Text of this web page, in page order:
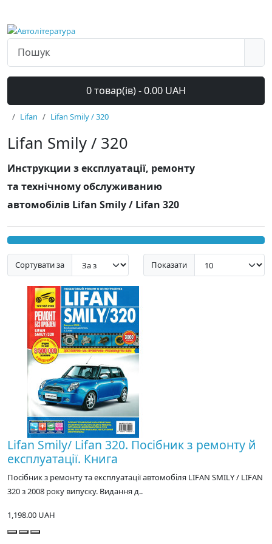
0 товар(ів) - 0.00 UAH
Lifan Lifan Smily / 320
Lifan Smily / 320
Инструкции з експлуатації, ремонту
та технічному обслуживанию
автомобілів Lifan Smily / Lifan 320
Сортувати за Показати
Lifan Smily/ Lifan 320. Посібник з ремонту й
експлуатації. Книга
Посібник з ремонту та експлуатації автомобіля LIFAN SMILY / LIFAN
320 з 2008 року випуску. Видання д..
1,198.00 UAH